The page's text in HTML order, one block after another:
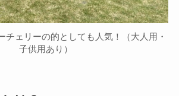
チェリーの的としても人気！（大人用・
子供用あり）